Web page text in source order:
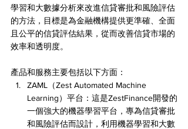
學習和大數據分析來改進信貸審批和風險評估
的方法，目標是為金融機構提供更準確、全面
且公平的信貸評估結果，從而改善信貸市場的
效率和透明度。
產品和服務主要包括以下方面：
ZAML（Zest Automated Machine
Learning）平台：這是ZestFinance開發的
一個強大的機器學習平台，專為信貸審批
和風險評估而設計，利用機器學習和大數